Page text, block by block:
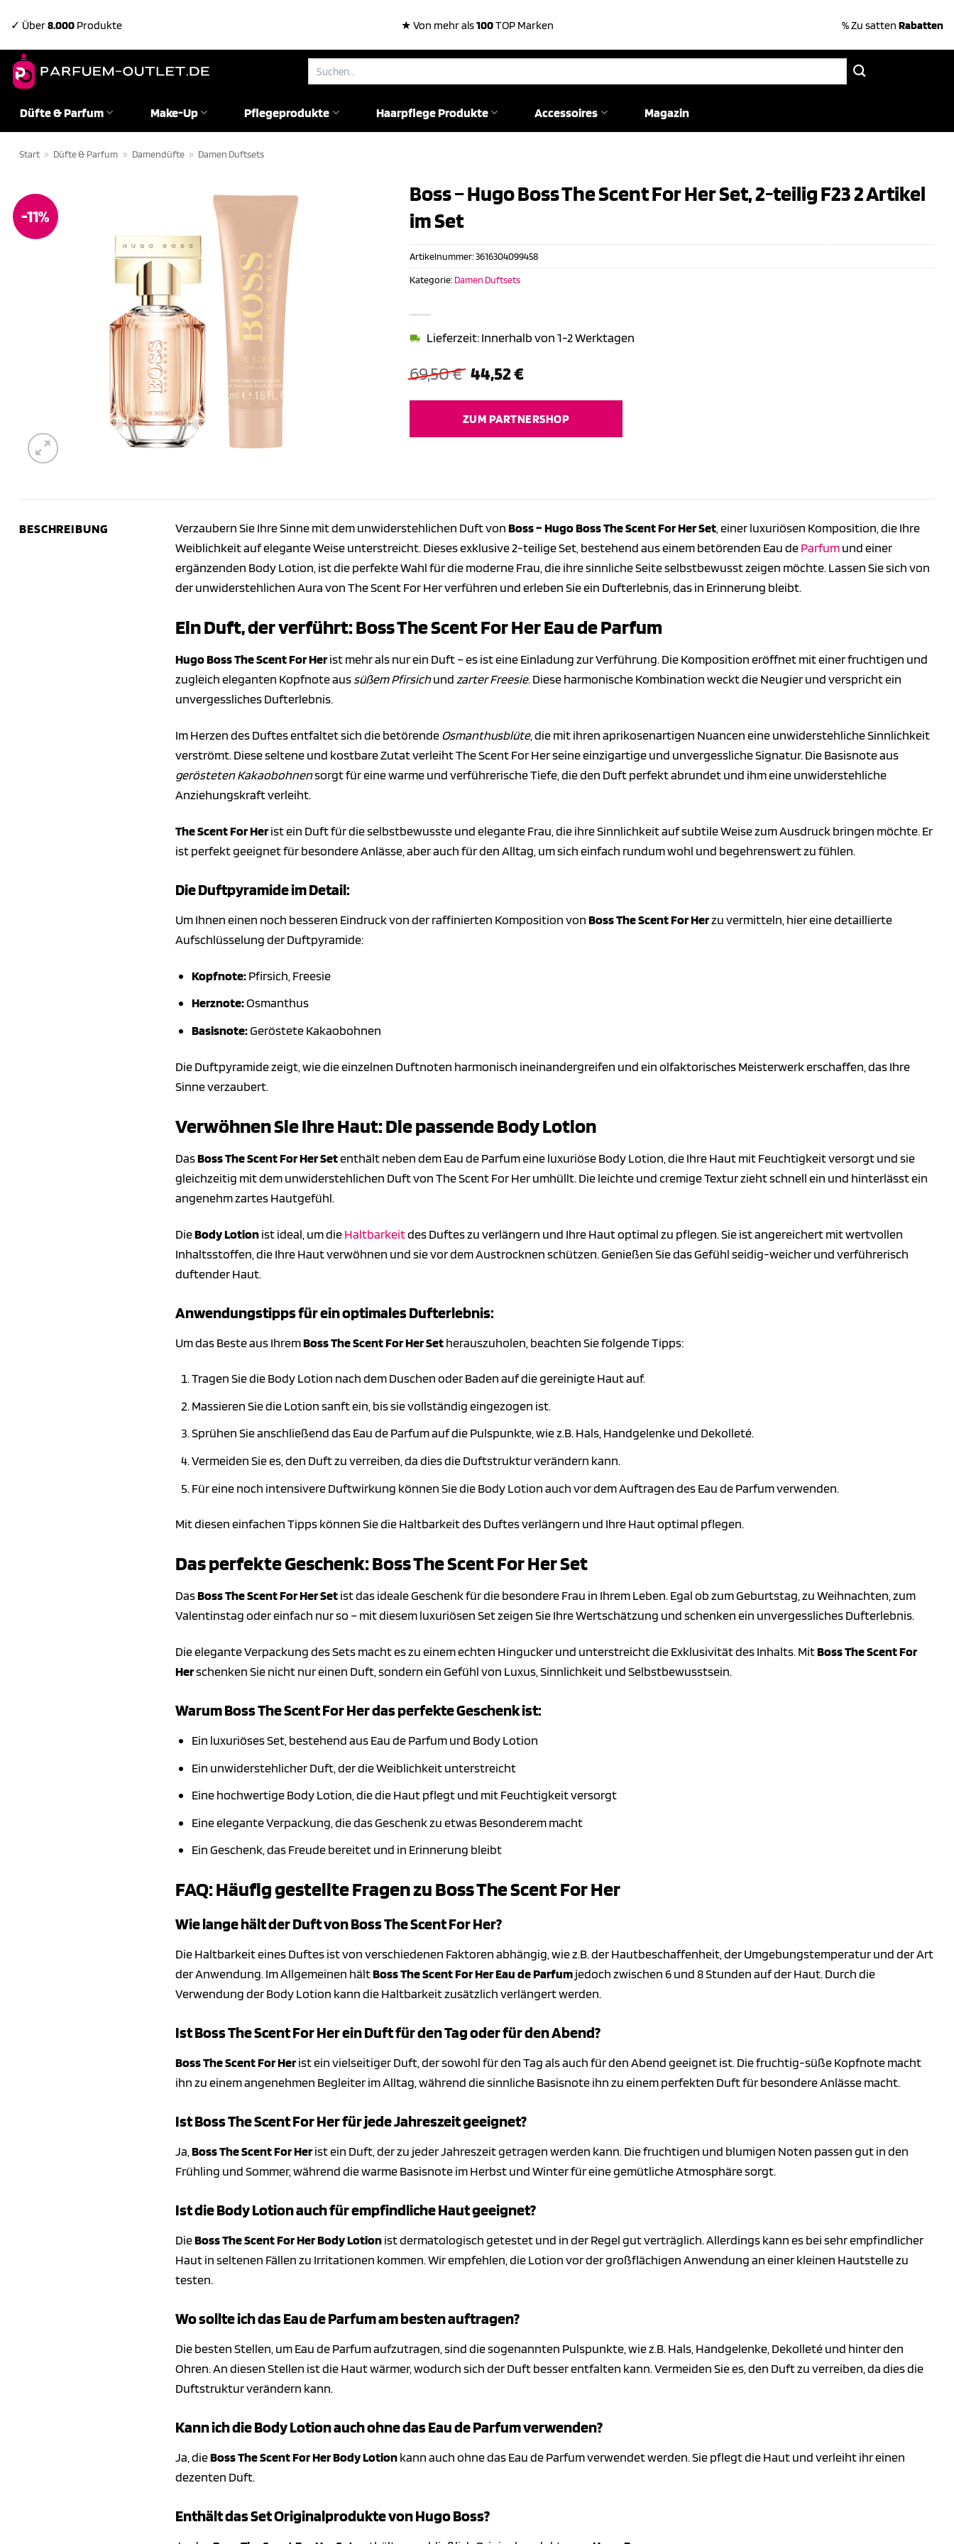
Inhalt
springen
✓ Über8.000 Produkte ★ Von mehr als100TOP Marken % Zu satten Rabatten
Suchen
Düfte & Parfum Make-Up Pflegeprodukte Haarpflege Produkte Accessoires Magazin
Start » Düfte & Parfum » Damendüfte » Damen Duftsets
-11%
Boss – Hugo Boss The Scent For Her Set, 2-teilig F23 2 Artikel
im Set
69,50€ Ursprünglicher
69,50 €
44,52€Aktueller
44,52 €.
Lieferzeit: Innerhalb von 1-2 Werktagen
ZUM PARTNERSHOP
Artikelnummer:3616304099458
Kategorie: Damen Duftsets
BESCHREIBUNG Verzaubern Sie Ihre Sinne mit dem unwiderstehlichen Duft vonBoss – Hugo Boss The Scent For Her Set, einer luxuriösen Komposition, die Ihre
Weiblichkeit auf elegante Weise unterstreicht. Dieses exklusive 2-teilige Set, bestehend aus einem betörenden Eau deParfumund einer
ergänzenden Body Lotion, ist die perfekte Wahl für die moderne Frau, die ihre sinnliche Seite selbstbewusst zeigen möchte. Lassen Sie sich von
der unwiderstehlichen Aura von The Scent For Her verführen und erleben Sie ein Dufterlebnis, das in Erinnerung bleibt.
Ein Duft, der verführt: Boss The Scent For Her Eau de Parfum
Hugo Boss The Scent For Herist mehr als nur ein Duft – es ist eine Einladung zur Verführung. Die Komposition eröffnet mit einer fruchtigen und
zugleich eleganten Kopfnote aussüßem Pfirsichundzarter Freesie. Diese harmonische Kombination weckt die Neugier und verspricht ein
unvergessliches Dufterlebnis.
Im Herzen des Duftes entfaltet sich die betörendeOsmanthusblüte, die mit ihren aprikosenartigen Nuancen eine unwiderstehliche Sinnlichkeit
verströmt. Diese seltene und kostbare Zutat verleiht The Scent For Her seine einzigartige und unvergessliche Signatur. Die Basisnote aus
gerösteten Kakaobohnensorgt für eine warme und verführerische Tiefe, die den Duft perfekt abrundet und ihm eine unwiderstehliche
Anziehungskraft verleiht.
The Scent For Herist ein Duft für die selbstbewusste und elegante Frau, die ihre Sinnlichkeit auf subtile Weise zum Ausdruck bringen möchte. Er
ist perfekt geeignet für besondere Anlässe, aber auch für den Alltag, um sich einfach rundum wohl und begehrenswert zu fühlen.
Die Duftpyramide im Detail:
Um Ihnen einen noch besseren Eindruck von der raffinierten Komposition vonBoss The Scent For Herzu vermitteln, hier eine detaillierte
Aufschlüsselung der Duftpyramide:
Kopfnote:Pfirsich, Freesie
Herznote:Osmanthus
Basisnote:Geröstete Kakaobohnen
Die Duftpyramide zeigt, wie die einzelnen Duftnoten harmonisch ineinandergreifen und ein olfaktorisches Meisterwerk erschaffen, das Ihre
Sinne verzaubert.
Verwöhnen Sie Ihre Haut: Die passende Body Lotion
DasBoss The Scent For Her Setenthält neben dem Eau de Parfum eine luxuriöse Body Lotion, die Ihre Haut mit Feuchtigkeit versorgt und sie
gleichzeitig mit dem unwiderstehlichen Duft von The Scent For Her umhüllt. Die leichte und cremige Textur zieht schnell ein und hinterlässt ein
angenehm zartes Hautgefühl.
DieBody Lotionist ideal, um dieHaltbarkeitdes Duftes zu verlängern und Ihre Haut optimal zu pflegen. Sie ist angereichert mit wertvollen
Inhaltsstoffen, die Ihre Haut verwöhnen und sie vor dem Austrocknen schützen. Genießen Sie das Gefühl seidig-weicher und verführerisch
duftender Haut.
Anwendungstipps für ein optimales Dufterlebnis:
Um das Beste aus IhremBoss The Scent For Her Setherauszuholen, beachten Sie folgende Tipps:
Tragen Sie die Body Lotion nach dem Duschen oder Baden auf die gereinigte Haut auf.
Massieren Sie die Lotion sanft ein, bis sie vollständig eingezogen ist.
Sprühen Sie anschließend das Eau de Parfum auf die Pulspunkte, wie z.B. Hals, Handgelenke und Dekolleté.
Vermeiden Sie es, den Duft zu verreiben, da dies die Duftstruktur verändern kann.
Für eine noch intensivere Duftwirkung können Sie die Body Lotion auch vor dem Auftragen des Eau de Parfum verwenden.
Mit diesen einfachen Tipps können Sie die Haltbarkeit des Duftes verlängern und Ihre Haut optimal pflegen.
Das perfekte Geschenk: Boss The Scent For Her Set
DasBoss The Scent For Her Setist das ideale Geschenk für die besondere Frau in Ihrem Leben. Egal ob zum Geburtstag, zu Weihnachten, zum
Valentinstag oder einfach nur so – mit diesem luxuriösen Set zeigen Sie Ihre Wertschätzung und schenken ein unvergessliches Dufterlebnis.
Die elegante Verpackung des Sets macht es zu einem echten Hingucker und unterstreicht die Exklusivität des Inhalts. MitBoss The Scent For
Herschenken Sie nicht nur einen Duft, sondern ein Gefühl von Luxus, Sinnlichkeit und Selbstbewusstsein.
Warum Boss The Scent For Her das perfekte Geschenk ist:
Ein luxuriöses Set, bestehend aus Eau de Parfum und Body Lotion
Ein unwiderstehlicher Duft, der die Weiblichkeit unterstreicht
Eine hochwertige Body Lotion, die die Haut pflegt und mit Feuchtigkeit versorgt
Eine elegante Verpackung, die das Geschenk zu etwas Besonderem macht
Ein Geschenk, das Freude bereitet und in Erinnerung bleibt
FAQ: Häufig gestellte Fragen zu Boss The Scent For Her
Wie lange hält der Duft von Boss The Scent For Her?
Die Haltbarkeit eines Duftes ist von verschiedenen Faktoren abhängig, wie z.B. der Hautbeschaffenheit, der Umgebungstemperatur und der Art
der Anwendung. Im Allgemeinen hältBoss The Scent For Her Eau de Parfumjedoch zwischen 6 und 8 Stunden auf der Haut. Durch die
Verwendung der Body Lotion kann die Haltbarkeit zusätzlich verlängert werden.
Ist Boss The Scent For Her ein Duft für den Tag oder für den Abend?
Boss The Scent For Herist ein vielseitiger Duft, der sowohl für den Tag als auch für den Abend geeignet ist. Die fruchtig-süße Kopfnote macht
ihn zu einem angenehmen Begleiter im Alltag, während die sinnliche Basisnote ihn zu einem perfekten Duft für besondere Anlässe macht.
Ist Boss The Scent For Her für jede Jahreszeit geeignet?
Ja, Boss The Scent For Herist ein Duft, der zu jeder Jahreszeit getragen werden kann. Die fruchtigen und blumigen Noten passen gut in den
Frühling und Sommer, während die warme Basisnote im Herbst und Winter für eine gemütliche Atmosphäre sorgt.
Ist die Body Lotion auch für empfindliche Haut geeignet?
DieBoss The Scent For Her Body Lotionist dermatologisch getestet und in der Regel gut verträglich. Allerdings kann es bei sehr empfindlicher
Haut in seltenen Fällen zu Irritationen kommen. Wir empfehlen, die Lotion vor der großflächigen Anwendung an einer kleinen Hautstelle zu
testen.
Wo sollte ich das Eau de Parfum am besten auftragen?
Die besten Stellen, um Eau de Parfum aufzutragen, sind die sogenannten Pulspunkte, wie z.B. Hals, Handgelenke, Dekolleté und hinter den
Ohren. An diesen Stellen ist die Haut wärmer, wodurch sich der Duft besser entfalten kann. Vermeiden Sie es, den Duft zu verreiben, da dies die
Duftstruktur verändern kann.
Kann ich die Body Lotion auch ohne das Eau de Parfum verwenden?
Ja, dieBoss The Scent For Her Body Lotionkann auch ohne das Eau de Parfum verwendet werden. Sie pflegt die Haut und verleiht ihr einen
dezenten Duft.
Enthält das Set Originalprodukte von Hugo Boss?